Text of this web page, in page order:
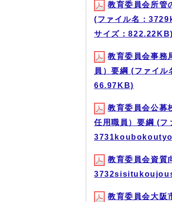
教育委員会所管
(ファイル名：
サイズ：822.22KB)
教育委員会事務
員）要綱 (ファイ
66.97KB)
教育委員会公募
任用職員）要綱 (フ
教育委員会資質
教育委員会大阪